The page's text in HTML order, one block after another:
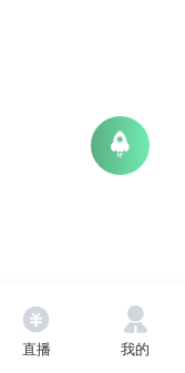
直播 我的